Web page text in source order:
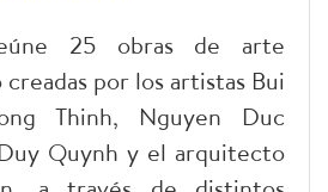
25 obras de arte
por los artistas Bui
Thinh, Nguyen Duc
Quynh y el arquitecto